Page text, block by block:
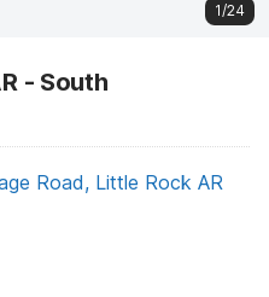
1/24
- South
Road, Little Rock AR